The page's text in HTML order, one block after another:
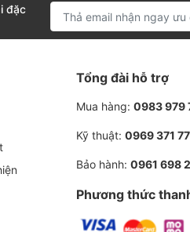
dẫn cho bạn cách sử
đặc
Tổng đài hỗ trợ
Mua hàng: 0983 979
Kỹ thuật: 0969 371
Bảo hành: 0961 698
Phương thức